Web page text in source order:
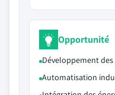
Opportunité
Développement
Automatisation